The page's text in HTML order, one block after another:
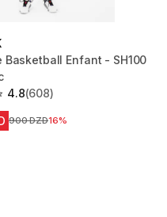
Basketball Enfant - SH100
4.8
5 stars from 608 reviews
(608)
Prix avant la réduction
900 DZD16%